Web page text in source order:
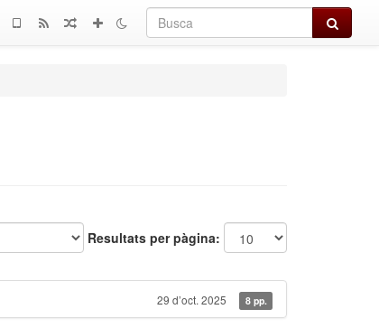
Busca
Resultats per pàgina:
29 d’oct. 2025 8 pp.